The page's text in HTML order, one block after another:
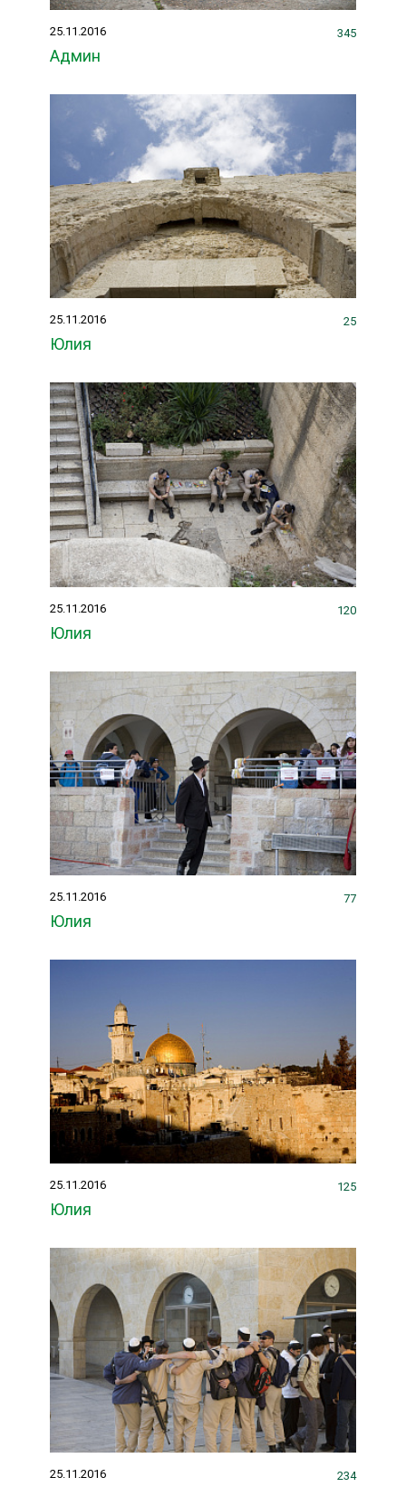
25.11.2016
Админ
345
25.11.2016
Юлия
25
25.11.2016
Юлия
120
25.11.2016
Юлия
77
25.11.2016
Юлия
125
25.11.2016 234